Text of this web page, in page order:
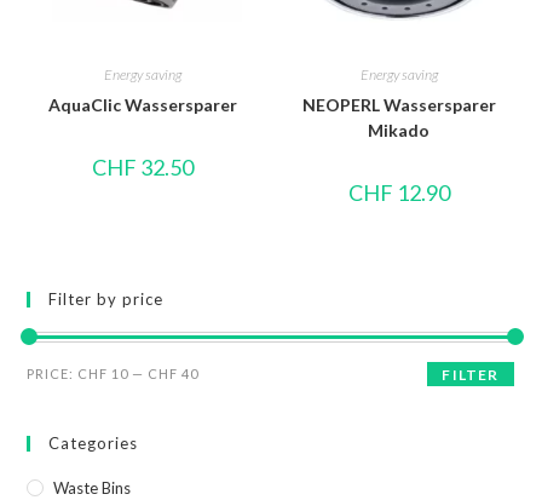
Energy saving
AquaClic Wassersparer
CHF 32.50
Energy saving
NEOPERL Wassersparer
Mikado
CHF 12.90
Filter by price
FILTER
PRICE: CHF 10 — CHF 40
Categories
Waste Bins